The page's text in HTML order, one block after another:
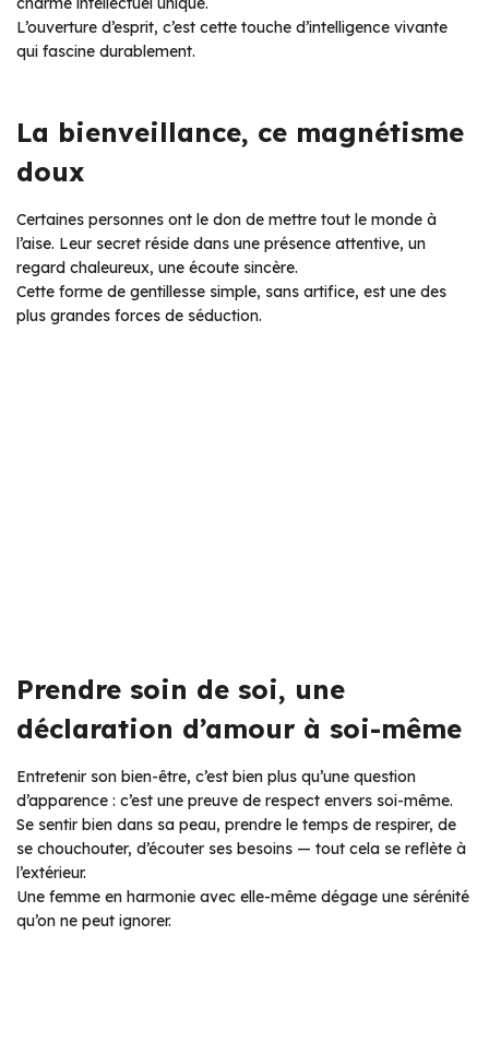
L’ouverture d’esprit, c’est cette touche d’intelligence vivante
qui fascine durablement.
La bienveillance, ce magnétisme
doux
Certaines personnes ont le don de mettre tout le monde à
l’aise. Leur secret réside dans une présence attentive, un
regard chaleureux, une écoute sincère.
Cette forme de gentillesse simple, sans artifice, est une des
plus grandes forces de séduction.
Prendre soin de soi, une
déclaration d’amour à soi-même
Entretenir son bien-être, c’est bien plus qu’une question
d’apparence : c’est une preuve de respect envers soi-même.
Se sentir bien dans sa peau, prendre le temps de respirer, de
se chouchouter, d’écouter ses besoins — tout cela se reflète à
l’extérieur.
Une femme en harmonie avec elle-même dégage une sérénité
qu’on ne peut ignorer.